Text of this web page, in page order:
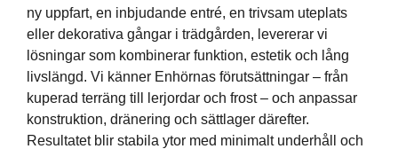
ny uppfart, en inbjudande entré, en trivsam uteplats
eller dekorativa gångar i trädgården, levererar vi
lösningar som kombinerar funktion, estetik och lång
livslängd. Vi känner Enhörnas förutsättningar – från
kuperad terräng till lerjordar och frost – och anpassar
konstruktion, dränering och sättlager därefter.
Resultatet blir stabila ytor med minimalt underhåll och